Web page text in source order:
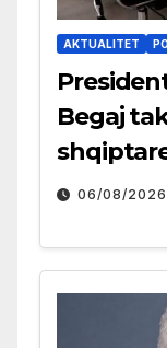
AKTUALITET
Begaj
06/08/2026